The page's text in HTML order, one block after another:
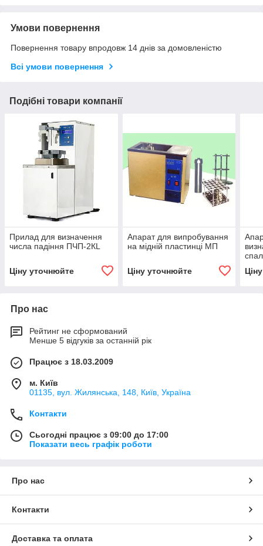
Умови повернення
Повернення товару впродовж 14 днів за домовленістю
Всі умови повернення
Подібні товари компанії
Прилад для визначення
числа падіння ПЧП-2КL
Ціну уточнюйте
Апарат для випробування
на мідній пластинці МП
Ціну уточнюйте
Про нас
Рейтинг не сформований
Менше 5 відгуків за останній рік
Працює з 18.03.2009
м. Київ
01135, вул. Жилянська, 148, Київ, Україна
Контакти
Сьогодні працює з 09:00 до 17:00
Показати весь графік роботи
Про нас
Контакти
Доставка та оплата